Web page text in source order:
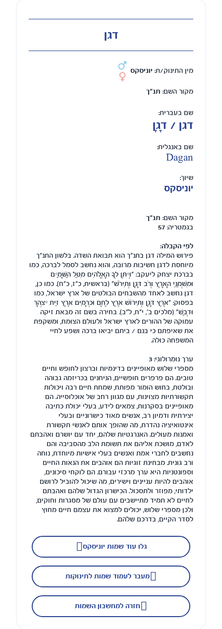
דגן
מין התינוק/ת: יוניסקס
מקור השם: תנ"ך
שם בעברית:
דגן / דָגָן
שם באנגלית:
Dagan
שיוך:
יוניסקס
מקור השם: תנ"ך
בגמטריה: 57
לפי הקבלה:
פירוש המילה דגן בתנ"ך הוא תבואת השדה. בלשון התנ"ך
מיוחסת לדגן חשיבות מרובה, והוא נחשב לסמל לברכה, כמו
בברכת יצחק ליעקב: "וְיִתֶּן לְךָ הָאֱלֹהִים מִטַּל הַשָּׁמַיִם
וּמִשְׁמַנֵּי הָאָרֶץ וְרֹב דָּגָן וְתִירֹשׁ" (בראשית, כ"ז, כ"ח). כמו כן,
דגן נחשב לאחד מהשבחים הבולטים של ארץ ישראל, כמו
בפסוק: "אֶרֶץ דָּגָן וְתִירוֹשׁ אֶרֶץ לֶחֶם וּכְרָמִים אֶרֶץ זֵית יִצְהָר
וּדְבַשׁ" (מלכים ב', י"ח, ל"ב). בחירה בשם זה מבאת זיקה
עמוקה של ההורים לארץ ישראל ולעולם הצומח, ומשקפת
את שאיפתם כי בנם / ביתם יביאו ברכה ושפע לחיי
המשפחה כולה.
ערך נומרולוגי: 3
מספרי שלוש מאופיינים בדינמיות וברצון לחופש וחיים
טובים. הם פרפרים חופשיים, הניחנים בכריזמה גבוהה
ובולטת, בחוש הומור מפותח, שמחת חיים רבה ויכולות
תקשורתיות מצוינות, עם מגוון רחב של אוכלוסייה. הם
מאופיינים בסקרנות, צמאים לידע, בעלי יכולת כתיבה
יצירתית ודמיון רב, אנשים מאוד כישרוניים ובעלי
אינטואיציה נהדרת, מה שהופך אותם לאנשי תקשורת
ואמנות מעולים. האנרגטיות שלהם, יחד עם יושרם ואהבתם
לאדם, מושכת אליהם את תשומת הלב מהסביבה והם
נחשבים לחברי אמת ואנשים בעלי אישיות מיוחדת, נוחה
ורב גונית. מבחינת זוגיות הם אוהבים את הנאות החיים
וספונטניות היא ערך מרכזי עבורם. הם לוקחי סיכונים,
אוהבים להיות עניינים וישירים, מה שיכול להוביל לרושם
ילדותי, מפוזר ולתסכול. הכישרון הגדול שלהם ואהבתם
לחיים לא תמיד מתיישבים עם עולם של מסגרות וחוקים,
ולכן מספרי שלוש, יכולים למצוא את עצמם חיים מחוץ
לסדר הקיים, בדרכם שלהם.
מעבר לעמוד שמות לתינוקות
חזרה למחשבון השמות
גלו עוד שמות יוניסקס